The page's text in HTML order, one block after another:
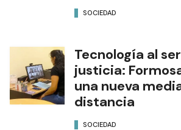
SOCIEDAD
Tecnología al
justicia:
una nueva
distancia
SOCIEDAD